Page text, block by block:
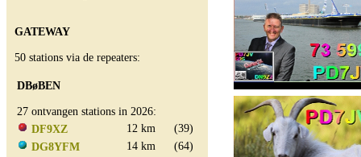
GATEWAY
50 stations via de repeaters:
DBøBEN
27 ontvangen stations in 2026:
DF9XZ
12 km
(39)
DG8YFM
14 km
(64)